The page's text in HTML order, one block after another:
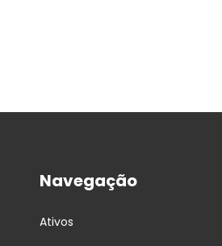
Navegação
Ativos